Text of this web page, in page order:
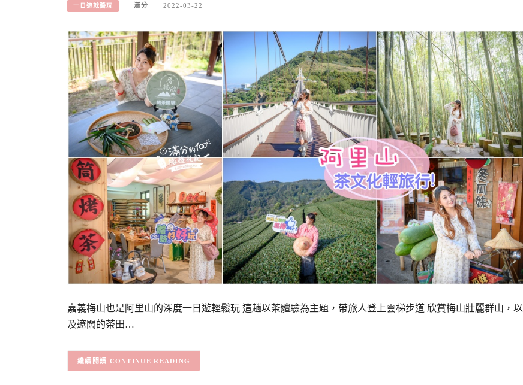
一日遊就醬玩 滿分 2022-03-22
嘉義梅山也是阿里山的深度一日遊輕鬆玩 這趟以茶體驗為主題，帶旅人登上雲梯步道 欣賞梅山壯麗群山，以
及遼闊的茶田…
CONTINUE READING